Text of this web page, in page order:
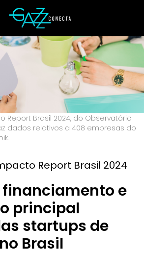
menu
Your Company
Report Brasil 2024, do Observatório
dados relativos a 408 empresas do
Report Brasil 2024
financiamento e
principal
startups de
Brasil